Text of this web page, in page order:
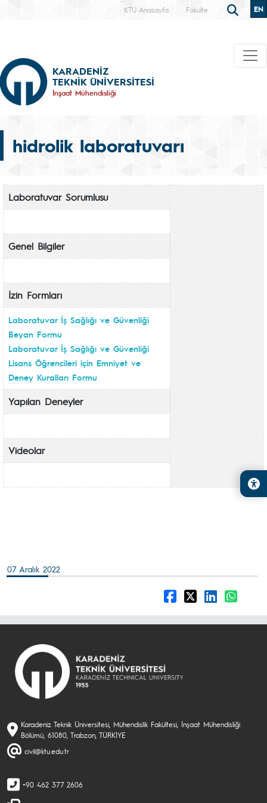
KTÜ Anasayfa Fakülte EN
KARADENİZ
TEKNİK ÜNİVERSİTESİ
İnşaat Mühendisliği
hidrolik laboratuvarı
Laboratuvar Sorumlusu
Genel Bilgiler
İzin Formları
Laboratuvar İş Sağlığı ve Güvenliği
Beyan Formu
Laboratuvar İş Sağlığı ve Güvenliği
Lisans Öğrencileri için Emniyet ve
Deney Kuralları Formu
Yapılan Deneyler
Videolar
07 Aralık 2022
Karadeniz Teknik Üniversitesi, Mühendislik Fakültesi, İnşaat Mühendisliği
Bölümü, 61080, Trabzon, TÜRKİYE
civil@ktu.edu.tr
+90 462 377 2606